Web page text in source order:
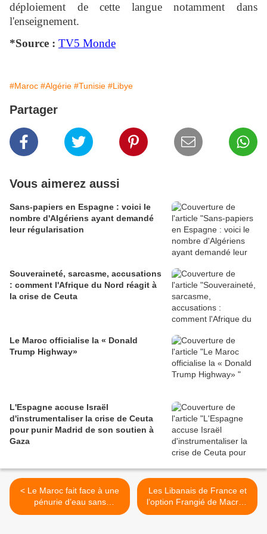
déploiement de cette langue notamment dans
l'enseignement.
*Source : TV5 Monde
#Maroc #Algérie #Tunisie #Libye
Partager
Vous aimerez aussi
Sans-papiers en Espagne : voici le
nombre d'Algériens ayant demandé
leur régularisation
Souveraineté, sarcasme, accusations
: comment l'Afrique du Nord réagit à
la crise de Ceuta
Le Maroc officialise la « Donald
Trump Highway»
L'Espagne accuse Israël
d'instrumentaliser la crise de Ceuta
pour punir Madrid de son soutien à
Gaza
< Le Maroc fait face à une
pénurie d’eau sans
précédent
Les Libanais de France et
l’option Frangié de Macron
>